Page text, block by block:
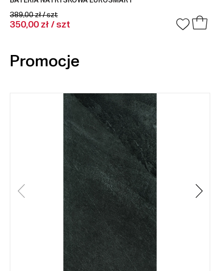
389,00 zł / szt
350,00 zł / szt
Promocje